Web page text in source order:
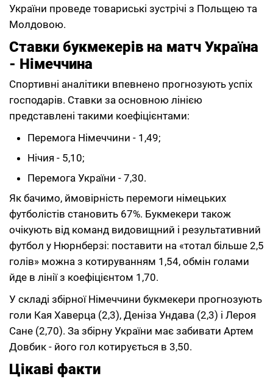
України проведе товариські зустрічі з Польщею та
Молдовою.
Ставки букмекерів на матч Україна
- Німеччина
Спортивні аналітики впевнено прогнозують успіх
господарів. Ставки за основною лінією
представлені такими коефіцієнтами:
Перемога Німеччини - 1,49;
Нічия - 5,10;
Перемога України - 7,30.
Як бачимо, ймовірність перемоги німецьких
футболістів становить 67%. Букмекери також
очікують від команд видовищний і результативний
футбол у Нюрнберзі: поставити на «тотал більше 2,5
голів» можна з котируванням 1,54, обмін голами
йде в лінії з коефіцієнтом 1,70.
У складі збірної Німеччини букмекери прогнозують
голи Кая Хаверца (2,3), Деніза Ундава (2,3) і Лероя
Сане (2,70). За збірну України має забивати Артем
Довбик - його гол котирується в 3,50.
Цікаві факти